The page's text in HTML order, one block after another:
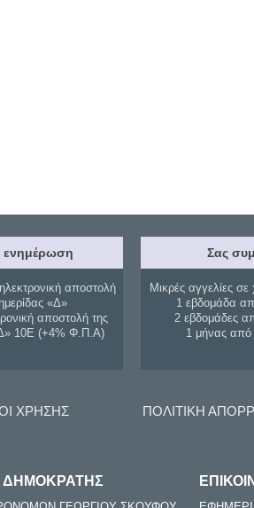
αποστολή
«Δ»
αποστολή της
10Ε (+4% Φ.Π.Α)
Σας
Μικρές αγγελίες σε
1 εβδομάδα
2 εβδομάδες
1 μήνας
ΧΡΗΣΗΣ ΠΟΛΙΤΙΚΗ
ΔΗΜΟΚΡΑΤΗΣ